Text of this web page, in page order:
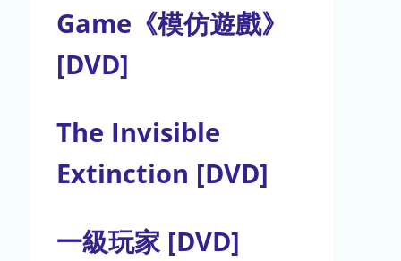
Game《模仿遊戲》
[DVD]
The Invisible
Extinction [DVD]
一級玩家 [DVD]